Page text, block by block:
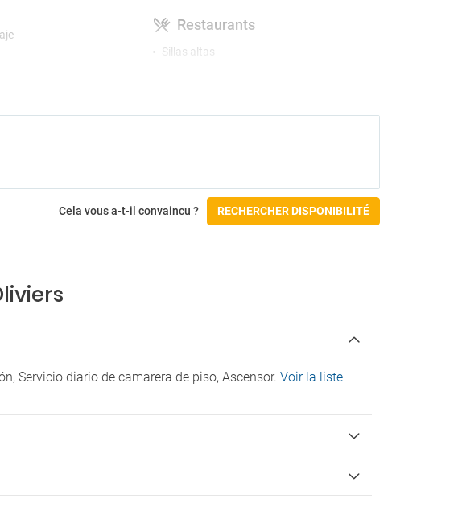
Restaurants
Sillas altas
Cela vous a-t-il convaincu ? RECHERCHER DISPONIBILITÉ
Servicio diario de camarera de piso, Ascensor. Voir la liste